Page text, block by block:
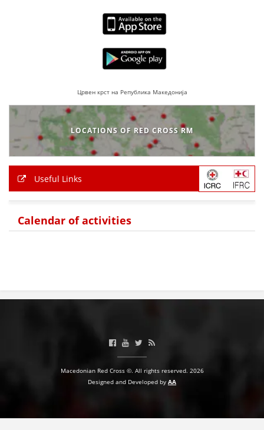
Црвен крст на Република Македонија
LOCATIONS OF RED CROSS RM
Useful Links
Calendar of activities
Macedonian Red Cross ©. All rights reserved. 2026
Designed and Developed by AA